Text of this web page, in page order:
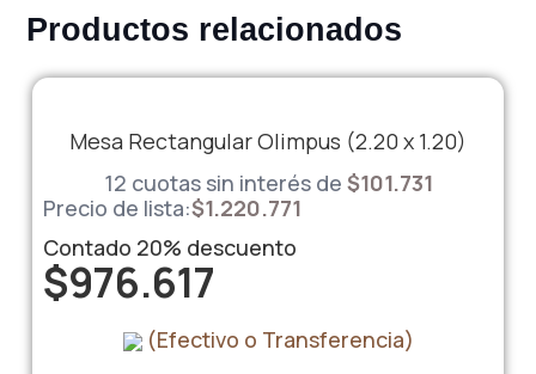
Productos relacionados
Mesa Rectangular Olimpus (2.20 x 1.20)
12 cuotas sin interés de $101.731
Precio de lista:$1.220.771
Contado 20% descuento
$976.617
(Efectivo o Transferencia)